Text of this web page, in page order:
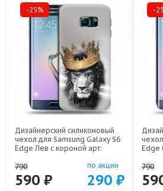
-25%
Дизайнерский силиконовый
чехол для Samsung Galaxy S6
Edge Лев с короной арт:
790
590 ₽
по акции
290 ₽
-
Edge
790